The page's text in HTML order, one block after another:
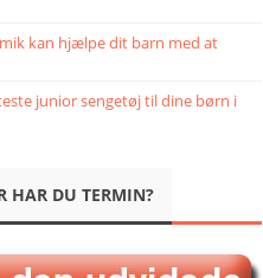
kan hjælpe dit barn med at
junior sengetøj til dine børn i
HAR DU TERMIN?